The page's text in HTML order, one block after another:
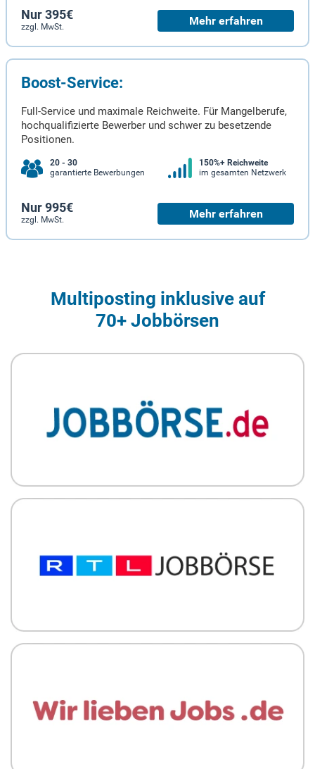
Nur 395€
zzgl. MwSt. Mehr erfahren
Boost-Service:
Full-Service und maximale Reichweite. Für Mangelberufe,
hochqualifizierte Bewerber und schwer zu besetzende
Positionen.
20 - 30
garantierte Bewerbungen
150%+ Reichweite
im gesamten Netzwerk
Nur 995€
zzgl. MwSt. Mehr erfahren
Multiposting inklusive auf
70+ Jobbörsen